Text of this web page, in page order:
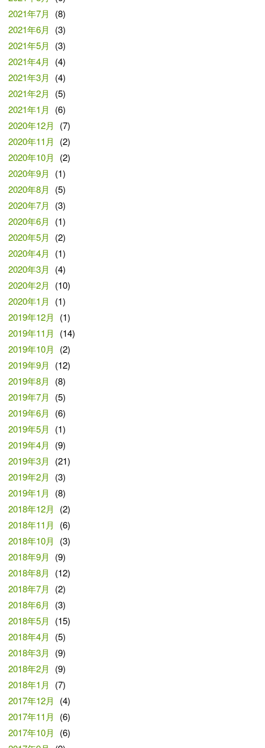
2021年7月
(8)
2021年6月
(3)
2021年5月
(3)
2021年4月
(4)
2021年3月
(4)
2021年2月
(5)
2021年1月
(6)
2020年12月
(7)
2020年11月
(2)
2020年10月
(2)
2020年9月
(1)
2020年8月
(5)
2020年7月
(3)
2020年6月
(1)
2020年5月
(2)
2020年4月
(1)
2020年3月
(4)
2020年2月
(10)
2020年1月
(1)
2019年12月
(1)
2019年11月
(14)
2019年10月
(2)
2019年9月
(12)
2019年8月
(8)
2019年7月
(5)
2019年6月
(6)
2019年5月
(1)
2019年4月
(9)
2019年3月
(21)
2019年2月
(3)
2019年1月
(8)
2018年12月
(2)
2018年11月
(6)
2018年10月
(3)
2018年9月
(9)
2018年8月
(12)
2018年7月
(2)
2018年6月
(3)
2018年5月
(15)
2018年4月
(5)
2018年3月
(9)
2018年2月
(9)
2018年1月
(7)
2017年12月
(4)
2017年11月
(6)
2017年10月
(6)